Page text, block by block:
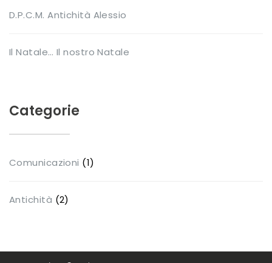
D.P.C.M. Antichità Alessio
Il Natale… Il nostro Natale
Categorie
Comunicazioni (1)
Antichità (2)